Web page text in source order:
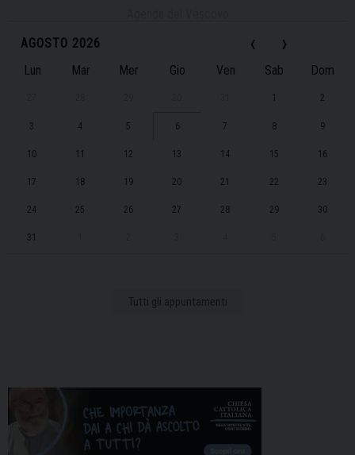
‹
AGOSTO 2026 ›
Lun Mar Mer Gio Ven Sab Dom
1 2
3 4 5 6 7 8 9
10 11 12 13 14 15 16
17 18 19 20 21 22 23
24 25 26 27 28 29 30
31
Tutti gli appuntamenti